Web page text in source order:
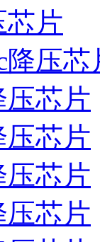
芯片
降压芯
压芯片
压芯片
压芯片
压芯片